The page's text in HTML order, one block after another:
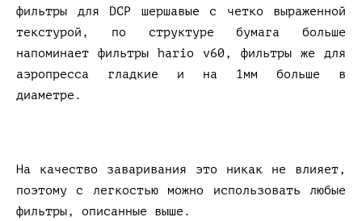
фильтры для DCP шершавые с четко выраженной
текстурой, по структуре бумага больше
напоминает фильтры hario v60, фильтры же для
аэропресса гладкие и на 1мм больше в
диаметре.
На качество заваривания это никак не влияет,
поэтому с легкостью можно использовать любые
фильтры, описанные выше.